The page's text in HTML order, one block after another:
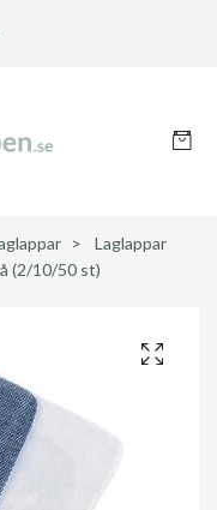
Laglappar
(2/10/50 st)